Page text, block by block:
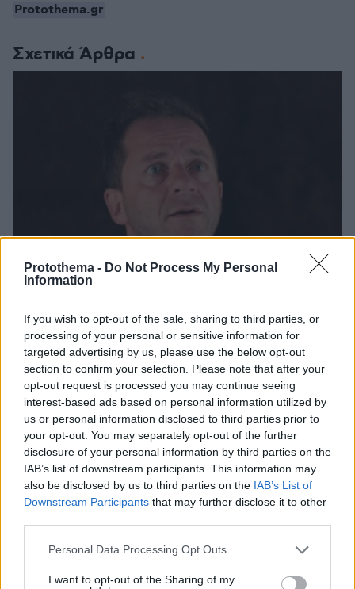
Protothema - Do Not Process My Personal
Information
If you wish to opt-out of the sale, sharing to third parties, or
processing of your personal or sensitive information for
targeted advertising by us, please use the below opt-out
section to confirm your selection. Please note that after your
opt-out request is processed you may continue seeing
interest-based ads based on personal information utilized by
us or personal information disclosed to third parties prior to
your opt-out. You may separately opt-out of the further
disclosure of your personal information by third parties on the
IAB’s list of downstream participants. This information may
also be disclosed by us to third parties on the IAB’s List of
Downstream Participants that may further disclose it to other
Please note that this website/app uses one or more Google
not limited to your visit or usage behaviour. You may click to
Personal Data Processing Opt Outs
I want to opt-out of the Sharing of my
Σχετικά Άρθρα
Σοκάρει η νέα μήνυση κατά Λιγνάδη - «Με κακοποίησε
όταν ήμουν λιπόθυμος και με απείλησε»
05.03.2021, 06:35
Thema Insights
Protothema.gr